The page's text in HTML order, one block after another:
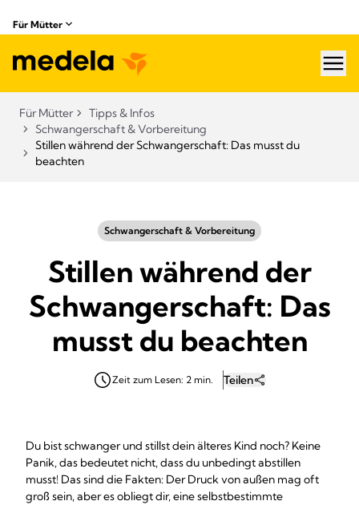
Für Mütter
Für Mütter
Tipps & Infos
Schwangerschaft & Vorbereitung
Stillen während der Schwangerschaft: Das musst du
beachten
Schwangerschaft & Vorbereitung
Stillen während der
Schwangerschaft: Das
musst du beachten
Zeit zum Lesen: 2 min. Teilen
Du bist schwanger und stillst dein älteres Kind noch? Keine
Panik, das bedeutet nicht, dass du unbedingt abstillen
musst! Das sind die Fakten: Der Druck von außen mag oft
groß sein, aber es obliegt dir, eine selbstbestimmte